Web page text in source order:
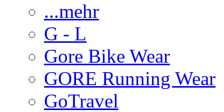
...mehr
G - L
Gore Bike Wear
GORE Running Wear
GoTravel